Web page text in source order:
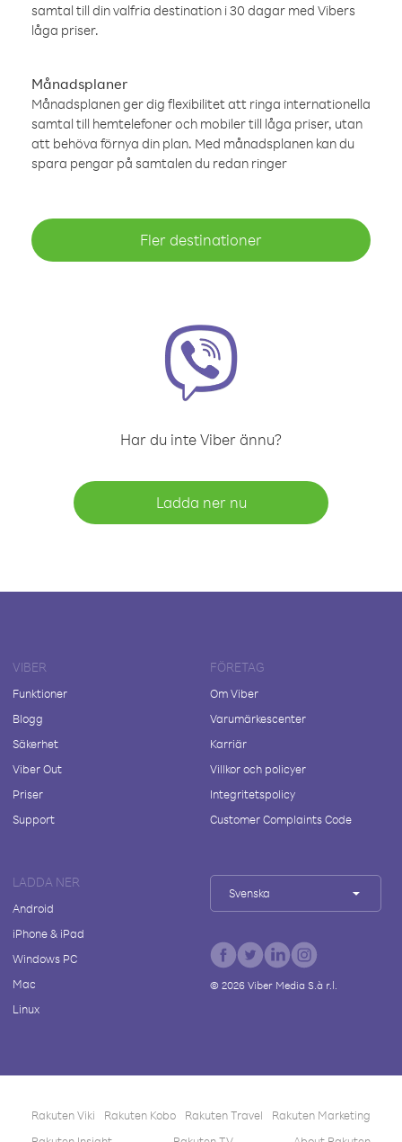
samtal till din valfria destination i 30 dagar med Vibers
låga priser.
Månadsplaner
Månadsplanen ger dig flexibilitet att ringa internationella
samtal till hemtelefoner och mobiler till låga priser, utan
att behöva förnya din plan. Med månadsplanen kan du
spara pengar på samtalen du redan ringer
Fler destinationer
Har du inte Viber ännu?
Ladda ner nu
VIBER
Funktioner
Blogg
Säkerhet
Viber Out
Priser
Support
FÖRETAG
Om Viber
Varumärkescenter
Karriär
Villkor och policyer
Integritetspolicy
Customer Complaints Code
LADDA NER
Android
iPhone & iPad
Windows PC
Mac
Linux
Svenska
© 2026Viber Media S.à r.l.
Rakuten Viki Rakuten Kobo Rakuten Travel
Rakuten Marketing